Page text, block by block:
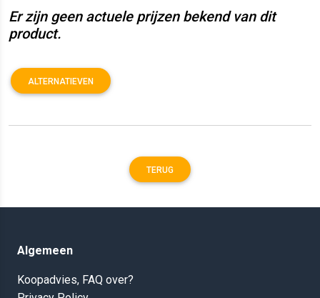
Er zijn geen actuele prijzen bekend van dit
product.
ALTERNATIEVEN
TERUG
Algemeen
Koopadvies, FAQ over?